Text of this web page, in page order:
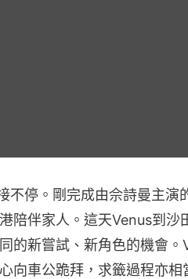
不停。剛完成由佘詩曼主演
陪伴家人。這天Venus到沙
的新嘗試、新角色的機會。
向車公跪拜，求籤過程亦